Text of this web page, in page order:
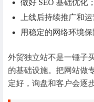
做好 SEO 基础优化；
上线后持续推广和运
用稳定的网络环境保
外贸独立站不是一锤子
的基础设施。把网站做
定好，询盘和客户会逐